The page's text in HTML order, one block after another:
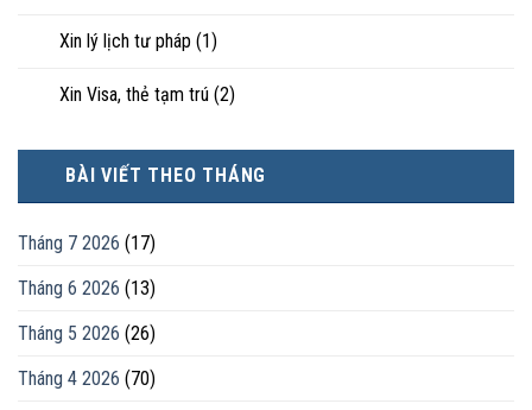
Xin lý lịch tư pháp (1)
Xin Visa, thẻ tạm trú (2)
BÀI VIẾT THEO THÁNG
Tháng 7 2026 (17)
Tháng 6 2026 (13)
Tháng 5 2026 (26)
Tháng 4 2026 (70)